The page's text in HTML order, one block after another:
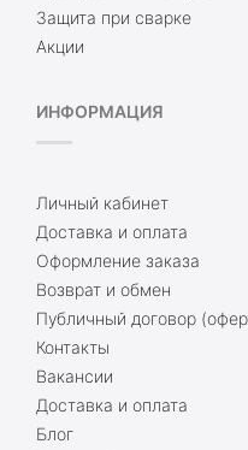
Защита при сварке
Акции
ИНФОРМАЦИЯ
Личный кабинет
Доставка и оплата
Оформление заказа
Возврат и обмен
Публичный договор
Контакты
Вакансии
Доставка и оплата
Блог